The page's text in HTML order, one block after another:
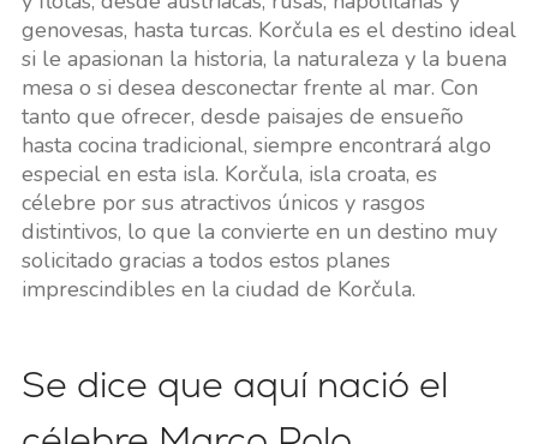
genovesas, hasta turcas. Korčula es el destino ideal
si le apasionan la historia, la naturaleza y la buena
mesa o si desea desconectar frente al mar. Con
tanto que ofrecer, desde paisajes de ensueño
hasta cocina tradicional, siempre encontrará algo
especial en esta isla. Korčula, isla croata, es
célebre por sus atractivos únicos y rasgos
distintivos, lo que la convierte en un destino muy
solicitado gracias a todos estos planes
imprescindibles en la ciudad de Korčula.
Se dice que aquí nació el